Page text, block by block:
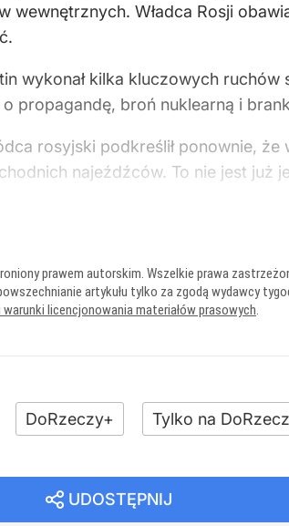
wewnętrznych. Władca Rosji
wykonał kilka kluczowych
propagandę, broń nuklearną i
rosyjski podkreślił ponownie,
najeźdźców. To nie jest już
prawem autorskim. Wszelkie prawa
artykułu tylko za zgodą wydawcy
warunki licencjonowania materiałów prasowych.
DoRzeczy+ Tylko na
UDOSTĘPNIJ